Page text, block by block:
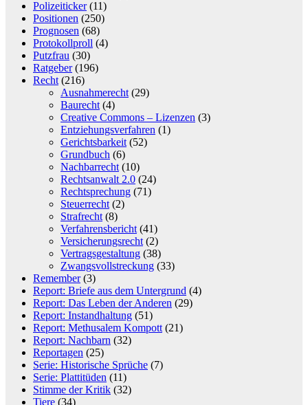
Polizeiticker(11)
Positionen (250)
Prognosen (68)
Protokollproll (4)
Putzfrau (30)
Ratgeber(196)
Recht (216)
Ausnahmerecht (29)
Baurecht (4)
Creative Commons – Lizenzen (3)
Entziehungsverfahren (1)
Gerichtsbarkeit (52)
Grundbuch (6)
Nachbarrecht (10)
Rechtsanwalt 2.0 (24)
Rechtsprechung (71)
Steuerrecht (2)
Strafrecht (8)
Verfahrensbericht (41)
Versicherungsrecht (2)
Vertragsgestaltung (38)
Zwangsvollstreckung (33)
Remember(3)
Report: Briefe aus dem Untergrund (4)
Report: Das Leben der Anderen (29)
Report: Instandhaltung (51)
Report: Methusalem Kompott (21)
Report: Nachbarn (32)
Reportagen (25)
Serie: Historische Sprüche (7)
Serie: Plattitüden (11)
Stimme der Kritik (32)
Tiere (34)